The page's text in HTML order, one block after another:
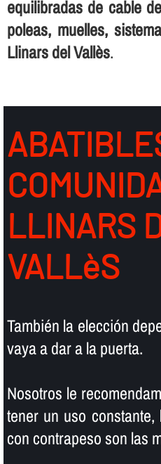
equilibradas de cable
poleas, muelles,
Llinars del Vallès.
LLINARS
VALLèS
También la elección
vaya a dar a la puerta.
Nosotros le
tener un uso
con contrapeso son las